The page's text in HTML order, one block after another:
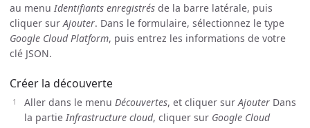
au menu Identifiants enregistrés de la barre latérale, puis
cliquer sur Ajouter. Dans le formulaire, sélectionnez le type
Google Cloud Platform, puis entrez les informations de votre
clé JSON.
Créer la découverte
Aller dans le menu Découvertes, et cliquer surAjouter Dans
la partieInfrastructure cloud, cliquer sur Google Cloud